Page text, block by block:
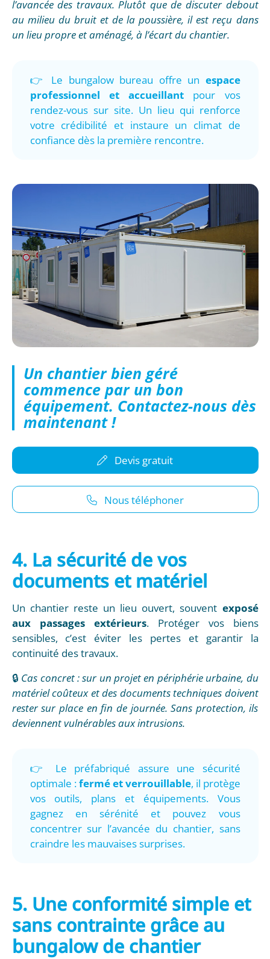
l’avancée des travaux. Plutôt que de discuter debout
au milieu du bruit et de la poussière, il est reçu dans
un lieu propre et aménagé, à l’écart du chantier.
👉 Le bungalow bureau offre un espace
professionnel et accueillant pour vos
rendez-vous sur site. Un lieu qui renforce
votre crédibilité et instaure un climat de
confiance dès la première rencontre.
Un chantier bien géré
commence par un bon
équipement. Contactez-nous dès
maintenant !
Devis gratuit
Nous téléphoner
4. La sécurité de vos
documents et matériel
Un chantier reste un lieu ouvert, souvent exposé
aux passages extérieurs. Protéger vos biens
sensibles, c’est éviter les pertes et garantir la
continuité des travaux.
🔒 Cas concret : sur un projet en périphérie urbaine, du
matériel coûteux et des documents techniques doivent
rester sur place en fin de journée. Sans protection, ils
deviennent vulnérables aux intrusions.
👉 Le préfabriqué assure une sécurité
optimale :fermé et verrouillable, il protège
vos outils, plans et équipements. Vous
gagnez en sérénité et pouvez vous
concentrer sur l’avancée du chantier, sans
craindre les mauvaises surprises.
5. Une conformité simple et
sans contrainte grâce au
bungalow de chantier